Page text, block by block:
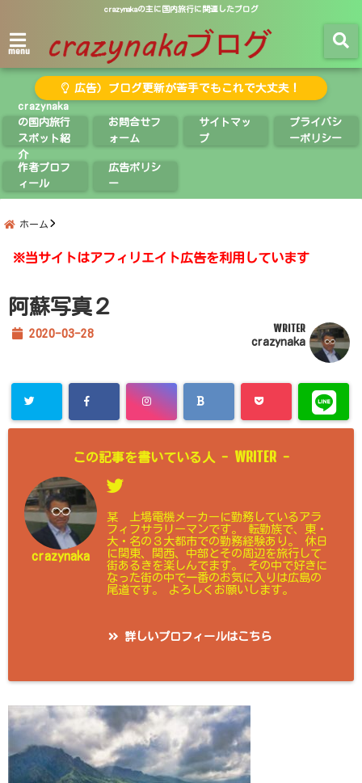
crazynakaの主に国内旅行に関連したブログ
menu
広告）ブログ更新が苦手でもこれで大丈夫！
crazynaka
の国内旅行
スポット紹
介
お問合せフ
ォーム
サイトマッ
プ
プライバシ
ーポリシー
作者プロフ
ィール
広告ポリシ
ー
ホーム
※当サイトはアフィリエイト広告を利用しています
阿蘇写真２
2020-03-28
WRITER
crazynaka
この記事を書いている人 - WRITER -
crazynaka
某 上場電機メーカーに勤務しているアラ
フィフサラリーマンです。 転勤族で、東・
大・名の３大都市での勤務経験あり。 休日
に関東、関西、中部とその周辺を旅行して
街あるきを楽しんでます。 その中で好きに
なった街の中で一番のお気に入りは広島の
尾道です。 よろしくお願いします。
詳しいプロフィールはこちら